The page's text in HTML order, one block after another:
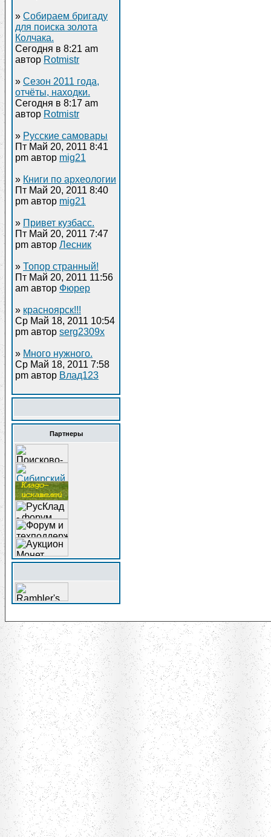
» Собираем бригаду
для поиска золота
Колчака.
Сегодня в 8:21 am
автор Rotmistr
» Сезон 2011 года,
отчёты, находки.
Сегодня в 8:17 am
автор Rotmistr
» Русские самовары
Пт Май 20, 2011 8:41
pm автор mig21
» Книги по археологии
Пт Май 20, 2011 8:40
pm автор mig21
» Привет кузбасс.
Пт Май 20, 2011 7:47
pm автор Лесник
» Топор странный!
Пт Май 20, 2011 11:56
am автор Фюрер
» красноярск!!!
Ср Май 18, 2011 10:54
pm автор serg2309x
» Много нужного.
Ср Май 18, 2011 7:58
pm автор Влад123
Партнеры